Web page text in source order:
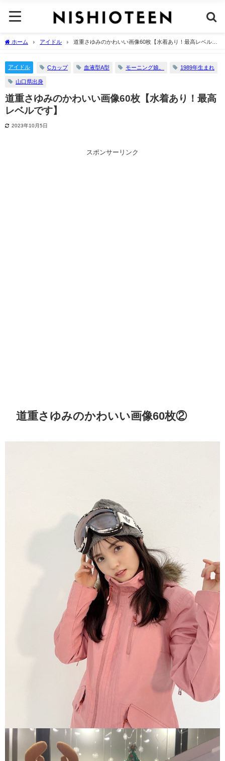
ホーム アイドル
道重さゆみのかわいい画像60枚【水着あり！最高レベルで
アイドル Cカップ 血液型A型 モーニング娘。 1989年生まれ
山口県出身
道重さゆみのかわいい画像60枚【水着あり！最高
レベルです】
2023年10月5日
スポンサーリンク
道重さゆみのかわいい画像60枚②